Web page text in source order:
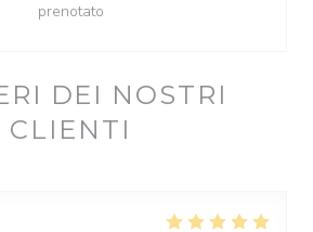
DEI NOSTRI
CLIENTI
prenotato